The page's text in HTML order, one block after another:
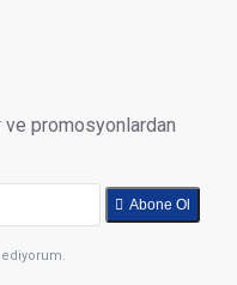
promosyonlardan
Abone Ol